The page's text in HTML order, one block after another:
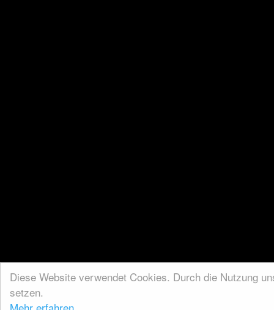
Diese Website verwendet Cookies. Durch die Nutzung
setzen.